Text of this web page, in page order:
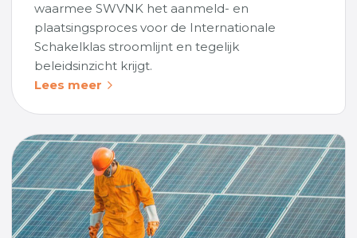
waarmee SWVNK het aanmeld- en
plaatsingsproces voor de Internationale
Schakelklas stroomlijnt en tegelijk
beleidsinzicht krijgt.
Lees meer